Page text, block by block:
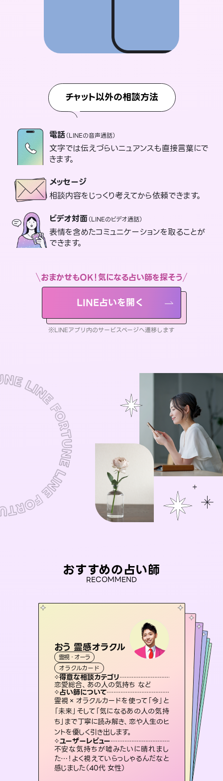
チャット以外の相談方法
電話（LINEの音声通話）
文字では伝えづらいニュアンスも直接言葉にで
きます。
メッセージ
相談内容をじっくり考えてから依頼できます。
ビデオ対面（LINEのビデオ通話）
表情を含めたコミュニケーションを取ることが
できます。
おまかせもOK！気になる占い師を探そう
LINE占いを開く
※LINEアプリ内のサービスページへ遷移します
おすすめの占い師
RECOMMEND
おう 霊感オラクル
霊視・オーラ
オラクルカード
得意な相談カテゴリ
恋愛総合、あの人の気持ち など
占い師について
霊視×オラクルカードを使って「今」と
「未来」そして「気になるあの人の気持
ち」まで丁寧に読み解き、恋や人生のヒ
ントを優しく引き出します。
ユーザーレビュー
不安な気持ちが嘘みたいに晴れまし
た…！よく視えていらっしゃるんだなと
感じました（40代 女性）
桃源珠羽（とうげんみう
霊視・オーラ
スピリチュアル・リーディング
得意な相談カテゴリ
片想い、あの人の気持ち、復縁 など
占い師について
恋愛のお悩みの中でも特に「曖昧な関
係」の相談を得意としており、友達以上
恋人未満なお相手との今後や本音を丁
寧に読み解き恋愛成就へと導きます。
ユーザーレビュー
鑑定していただいてアドバイス通りに行
動すると仲が復活してきました。ありが
とうございました（40代 女性）
アイリス -iris-
西洋占星術
ルーン
得意な相談カテゴリ
恋愛総合、片想い、二人の未来 など
占い師について
復縁、恋愛、不倫の行方、同性愛や片
思い、仕事関係や借金問題まで知りた
いことや心の負担になっていることを
紐解き、背中をそっと押して導きます。
ユーザーレビュー
安心感のあり、言い切ってくれる所や濁
さない鑑定のおかげで、毎回自分の気
持ちを整えられます（30代 男性）
未来視師＊花
霊視・オーラ
スピリチュアル・リーディング
得意な相談カテゴリ
出逢い、片想い、復縁 など
占い師について
未来には何パターンもの選択肢があります。不安で視えにくくなっているあなたの素敵な未来を見つけ、その未来を選択できるようアドバイスします。
ユーザーレビュー
職場の人の性質や人間関係、本心など
本当によく視えていてびっくり。対策が
打てて前向きになれます（40代）
スピリチュアル・リーディング
得意な相談カテゴリ
片想い、あの人の気持ち、復縁 など
占い師について
3,700年以上の歴史を持つ東洋最古の
占術「易占」で詳細まで占い、幸せへ向
かう道筋を示します。厳しい結果にも具
体的な対策をお伝えします。
ユーザーレビュー
複雑な背景もしっかり聞いて鑑定して
いただけました。気持ちが楽になりまし
た（50代 女性）
霊視・オーラ タロット
スピリチュアル・リーディング
得意な相談カテゴリ
片想い、二人の未来、年の差 など
占い師について
連絡再開、復縁、成就などの報告実績
多数。セラピストとして2万超の施術経
験があるからこそできる鑑定で、より良
い未来をサポートします。
ユーザーレビュー
とても心温まる鑑定でした。しかもこち
らは何も言っていないのに視えていらっ
しゃるんだなと驚きです（30代女性）